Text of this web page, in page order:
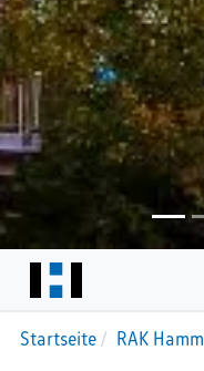
Startseite RAK Hamm